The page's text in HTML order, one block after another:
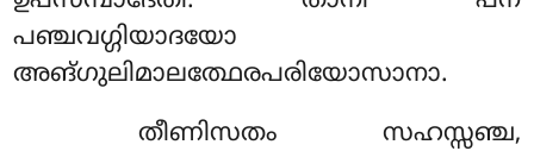
പഞ്ചവഗ്ഗിയാദയോ
അങ്ഗുലിമാലത്ഥേരപരിയോസാനാ.
തീണിസതം സഹസ്സഞ്ച,